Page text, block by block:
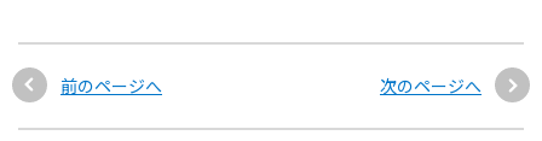
前のページへ 次のページへ